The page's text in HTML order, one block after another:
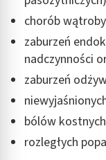
chorób
zaburzeń
nadczynności
zaburzeń
bólów
rozległych